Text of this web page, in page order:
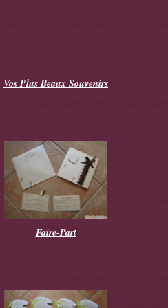
Vos Plus Beaux Souvenirs
Faire-Part